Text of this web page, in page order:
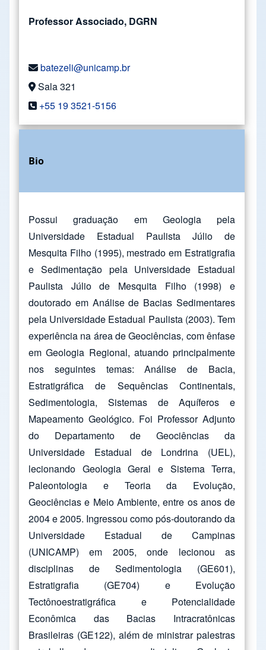
Professor Associado, DGRN
batezeli@unicamp.br
Sala 321
+55 19 3521-5156
Bio
Possui graduação em Geologia pela
Universidade Estadual Paulista Júlio de
Mesquita Filho (1995), mestrado em Estratigrafia
e Sedimentação pela Universidade Estadual
Paulista Júlio de Mesquita Filho (1998) e
doutorado em Análise de Bacias Sedimentares
pela Universidade Estadual Paulista (2003). Tem
experiência na área de Geociências, com ênfase
em Geologia Regional, atuando principalmente
nos seguintes temas: Análise de Bacia,
Estratigráfica de Sequências Continentais,
Sedimentologia, Sistemas de Aquíferos e
Mapeamento Geológico. Foi Professor Adjunto
do Departamento de Geociências da
Universidade Estadual de Londrina (UEL),
lecionando Geologia Geral e Sistema Terra,
Paleontologia e Teoria da Evolução,
Geociências e Meio Ambiente, entre os anos de
2004 e 2005. Ingressou como pós-doutorando da
Universidade Estadual de Campinas
(UNICAMP) em 2005, onde lecionou as
disciplinas de Sedimentologia (GE601),
Estratigrafia (GE704) e Evolução
Tectônoestratigráfica e Potencialidade
Econômica das Bacias Intracratônicas
Brasileiras (GE122), além de ministrar palestras